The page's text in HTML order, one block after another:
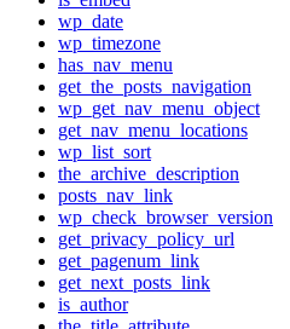
wp_date
wp_timezone
has_nav_menu
get_the_posts_navigation
wp_get_nav_menu_object
get_nav_menu_locations
wp_list_sort
the_archive_description
posts_nav_link
wp_check_browser_version
get_privacy_policy_url
get_pagenum_link
get_next_posts_link
is_author